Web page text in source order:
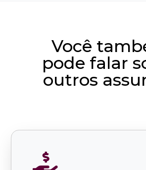
Você
pode falar
outros
